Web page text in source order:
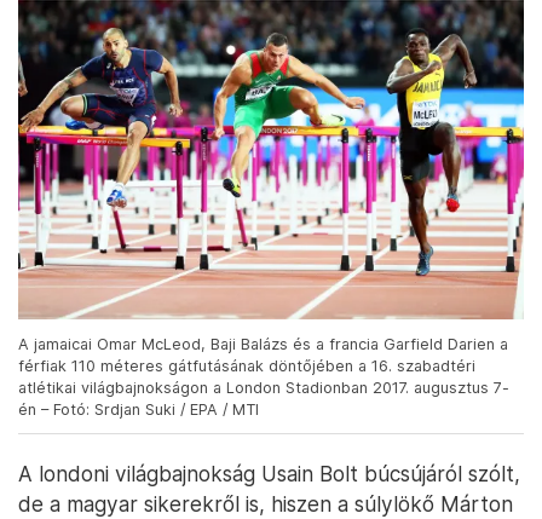
A jamaicai Omar McLeod, Baji Balázs és a francia Garfield Darien a
férfiak 110 méteres gátfutásának döntőjében a 16. szabadtéri
atlétikai világbajnokságon a London Stadionban 2017. augusztus 7-
én – Fotó: Srdjan Suki / EPA / MTI
A londoni világbajnokság Usain Bolt búcsújáról szólt,
de a magyar sikerekről is, hiszen a súlylökő Márton